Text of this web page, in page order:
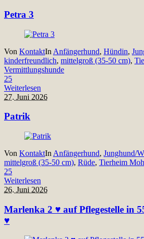
Petra 3
Von KontaktIn Anfängerhund, Hündin,
kinderfreundlich, mittelgroß (35-50 cm),
Vermittlungshunde
25
Weiterlesen
27. Juni 2026
Patrik
Von KontaktIn Anfängerhund, Junghund/
mittelgroß (35-50 cm), Rüde, Tierheim
25
Weiterlesen
26. Juni 2026
Marlenka 2 ♥ auf Pflegestelle in
♥